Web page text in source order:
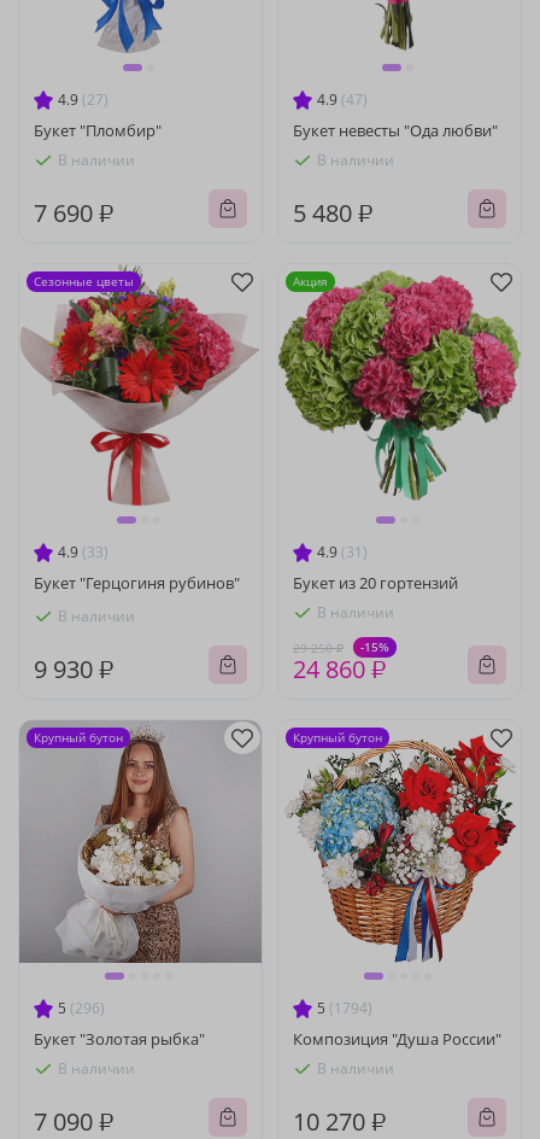
4.9 (27)
Букет "Пломбир"
В наличии
7 690 ₽
4.9 (47)
Букет невесты "Ода любви"
В наличии
5 480 ₽
4.9 (33)
Букет "Герцогиня рубинов"
В наличии
9 930 ₽
Сезонные цветы
4.9 (31)
Букет из 20 гортензий
В наличии
29 250 ₽ -15%
24 860 ₽
Акция
5 (296)
Букет "Золотая рыбка"
В наличии
7 090 ₽
Крупный бутон
5 (1794)
Композиция "Душа России"
В наличии
10 270 ₽
Крупный бутон